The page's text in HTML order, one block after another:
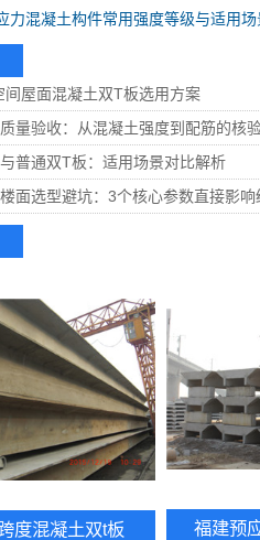
力混凝土构件常用强度等级与适用场
间屋面混凝土双T板选用方案
量验收：从混凝土强度到配筋的核
普通双T板：适用场景对比解析
面选型避坑：3个核心参数直接影响
度混凝土双t板 福建预